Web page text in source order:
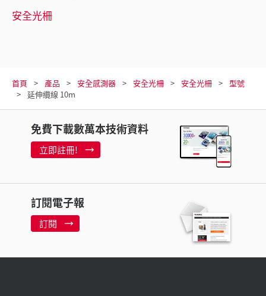
安全光柵
首頁 產品 安全感測器 安全光柵 安全光柵
型號
延伸纜線 10m
免費下載數萬本技術資料
立即註冊!
訂閱電子報
訂閱